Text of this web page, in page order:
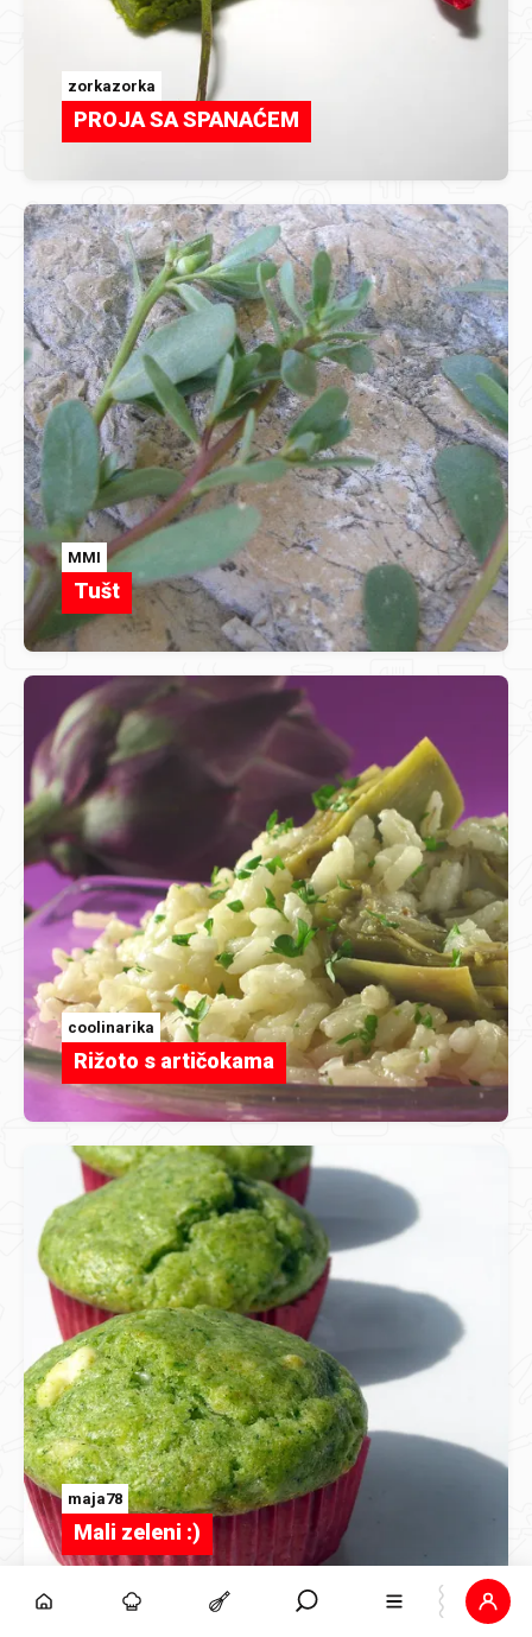
zorkazorka
PROJA SA SPANAĆEM
MMI
Tušt
coolinarika
Rižoto s artičokama
maja78
Mali zeleni :)